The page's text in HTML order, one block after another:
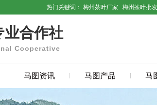
热门关键词： 梅州茶叶厂家 梅州茶叶批发
业合作社
Cooperative
马图资讯 马图产品 马